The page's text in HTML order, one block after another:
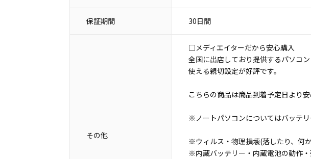
保証期間 30日間
その他
□メディエイターだから安心購入
全国に出店しており提供するパソコ
使える親切設定が好評です。
こちらの商品は商品到着予定日より安
※ノートパソコンについてはバッテ
※ウィルス・物理損壊(落したり、何
※内蔵バッテリー・内蔵電池の動作